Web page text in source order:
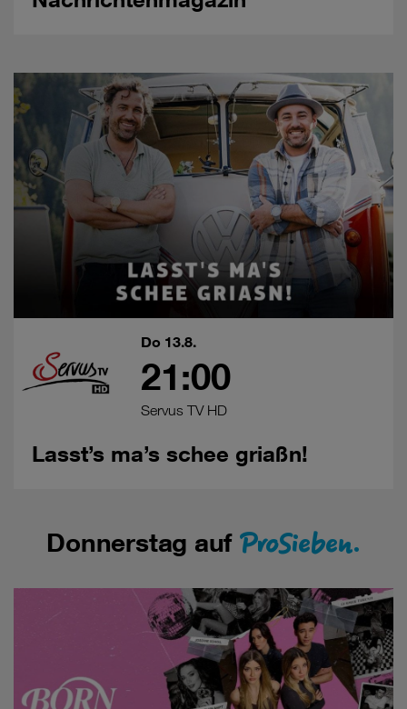
Do 13.8.
21:00
Servus TV HD
Lasst’s ma’s schee griaßn!
Donnerstag auf ProSieben.